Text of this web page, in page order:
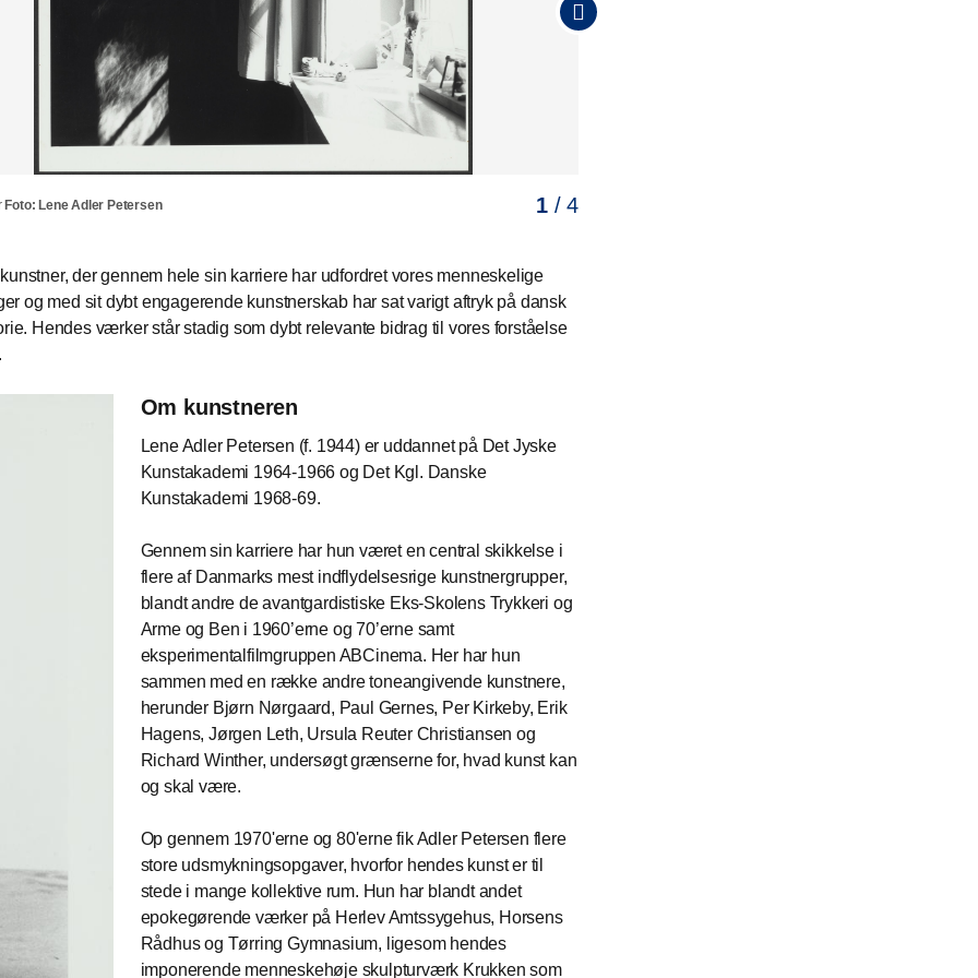
Foto: Lene Adler Petersen 1/ 4
Foto: Lene Adler Petersen 2/ 4
Foto: Lene Adler Petersen 3/ 4
Petersen 4/ 4
der gennem hele sin karriere har udfordret vores menneskelige
og med sit dybt engagerende kunstnerskab har sat varigt aftryk på dansk
Hendes værker står stadig som dybt relevante bidrag til vores forståelse
Om kunstneren
Lene Adler Petersen (f. 1944) er uddannet på Det Jyske
Kunstakademi 1964-1966 og Det Kgl. Danske
Kunstakademi 1968-69.
Gennem sin karriere har hun været en central skikkelse i
flere af Danmarks mest indflydelsesrige kunstnergrupper,
blandt andre de avantgardistiske Eks-Skolens Trykkeri og
Arme og Ben i 1960’erne og 70’erne samt
eksperimentalfilmgruppen ABCinema. Her har hun
sammen med en række andre toneangivende kunstnere,
herunder Bjørn Nørgaard, Paul Gernes, Per Kirkeby, Erik
Hagens, Jørgen Leth, Ursula Reuter Christiansen og
Richard Winther, undersøgt grænserne for, hvad kunst kan
og skal være.
Op gennem 1970'erne og 80'erne fik Adler Petersen flere
store udsmykningsopgaver, hvorfor hendes kunst er til
stede i mange kollektive rum. Hun har blandt andet
epokegørende værker på Herlev Amtssygehus, Horsens
Rådhus og Tørring Gymnasium, ligesom hendes
imponerende menneskehøje skulpturværk Krukken som